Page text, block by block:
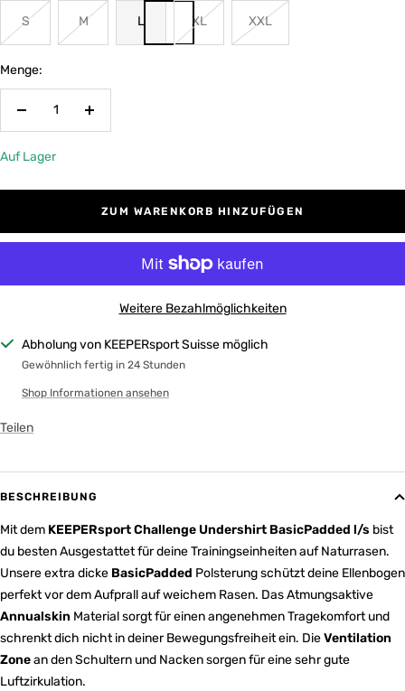
S M L XL XXL
Menge:
Menge
Menge
Auf Lager
ZUM WARENKORB HINZUFÜGEN
Weitere Bezahlmöglichkeiten
Abholung von KEEPERsport Suisse möglich
Gewöhnlich fertig in 24 Stunden
Shop Informationen ansehen
Teilen
BESCHREIBUNG
Mit dem KEEPERsport Challenge Undershirt BasicPadded l/s bist
du besten Ausgestattet für deine Trainingseinheiten auf Naturrasen.
Unsere extra dicke BasicPadded Polsterung schützt deine Ellenbogen
perfekt vor dem Aufprall auf weichem Rasen. Das Atmungsaktive
Annualskin Material sorgt für einen angenehmen Tragekomfort und
schrenkt dich nicht in deiner Bewegungsfreiheit ein. DieVentilation
Zonean den Schultern und Nacken sorgen für eine sehr gute
Luftzirkulation.